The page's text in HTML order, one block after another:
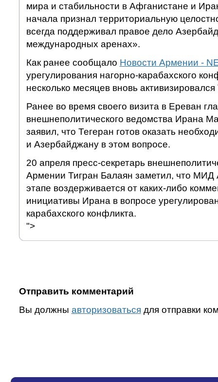
мира и стабильности в Афганистане и
начала признал территориальную
всегда поддерживал правое дело
международных аренах».
Как ранее сообщало Новости Армении -
урегулирования нагорно-карабахского
несколько месяцев вновь активизировался
Ранее во время своего визита в Ереван
внешнеполитического ведомства Ирана
заявил, что Тегеран готов оказать
и Азербайджану в этом вопросе.
20 апреля пресс-секретарь
Армении Тигран Балаян заметил, что
этапе воздерживается от каких-либо
инициативы Ирана в вопросе
карабахского конфликта.
">
Отправить комментарий
Вы должны авторизоваться для отправки